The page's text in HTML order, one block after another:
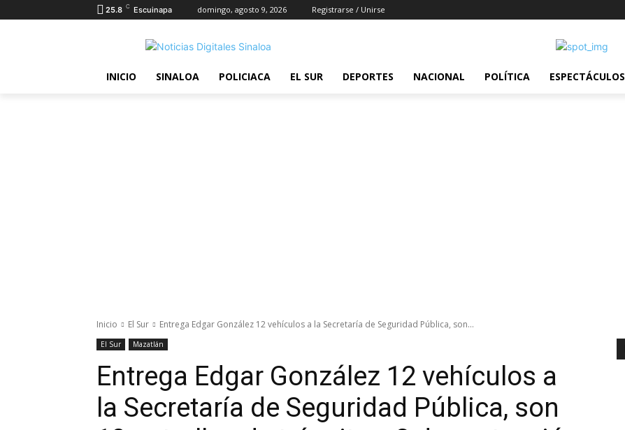
25.8 C Escuinapa domingo, agosto 9, 2026 Registrarse / Unirse
INICIO SINALOA POLICIACA EL SUR DEPORTES NACIONAL POLÍTICA ESPECTÁCULOS
Inicio El Sur Entrega Edgar González 12 vehículos a la Secretaría de Seguridad Pública, son...
El Sur Mazatlán
Entrega Edgar González 12 vehículos a
la Secretaría de Seguridad Pública, son